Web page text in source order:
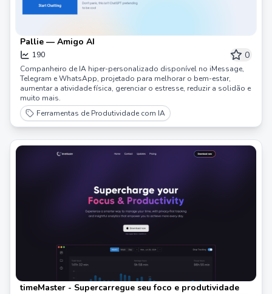
Pallie — Amigo AI
190 0
Companheiro de IA hiper-personalizado disponível no iMessage,
Telegram e WhatsApp, projetado para melhorar o bem-estar,
aumentar a atividade física, gerenciar o estresse, reduzir a solidão e
muito mais.
Ferramentas de Produtividade com IA
timeMaster - Supercarregue seu foco e produtividade